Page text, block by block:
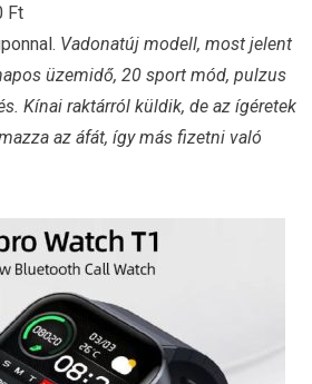
Ft
Vadonatúj modell, most jelent
üzemidő, 20 sport mód, pulzus
Kínai raktárról küldik, de az ígéretek
az áfát, így más fizetni való